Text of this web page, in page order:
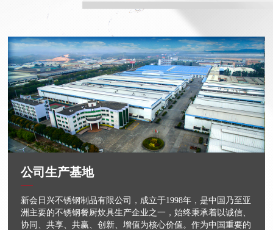
公司生产基地
新会日兴不锈钢制品有限公司，成立于1998年，是中国乃至亚
洲主要的不锈钢餐厨炊具生产企业之一，始终秉承着以诚信、
协同、共享、共赢、创新、增值为核心价值。作为中国重要的